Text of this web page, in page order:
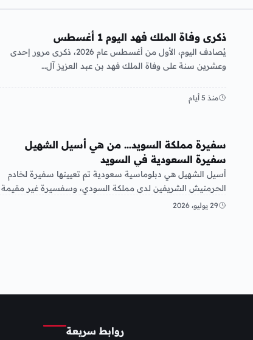
ذكرى وفاة الملك فهد اليوم 1 أغسطس
يُصادف اليوم، الأول من أغسطس عام 2026، ذكرى مرور إحدى
وعشرين سنة على وفاة الملك فهد بن عبد العزيز آل…
منذ 5 أيام
سفيرة مملكة السويد… من هي أسيل الشهيل
سفيرة السعودية في السويد
أسيل الشهيل هي دبلوماسية سعودية تم تعيينها سفيرة لخادم
الحرمنيش الشريفين لدى مملكة السودي، وسفسيرة غير مقيمة
لدى آيسلندا في…
29 يوليو، 2026
روابط سريعة